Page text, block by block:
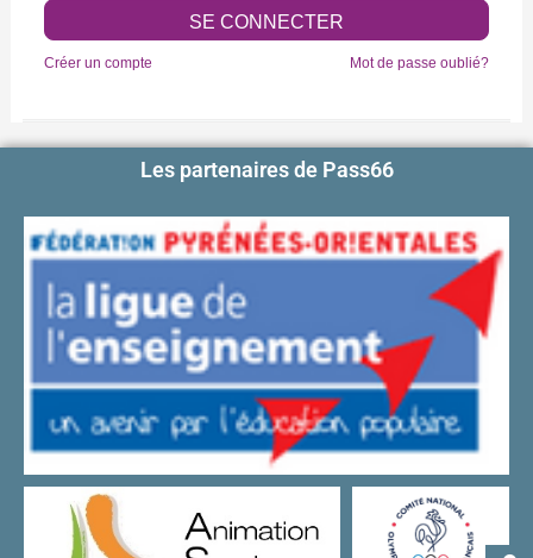
SE CONNECTER
Créer un compte Mot de passe oublié?
Les partenaires de Pass66